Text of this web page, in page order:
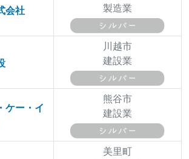
会社
製造業
川越市
建設業
ケー・イ
熊谷市
建設業
美里町